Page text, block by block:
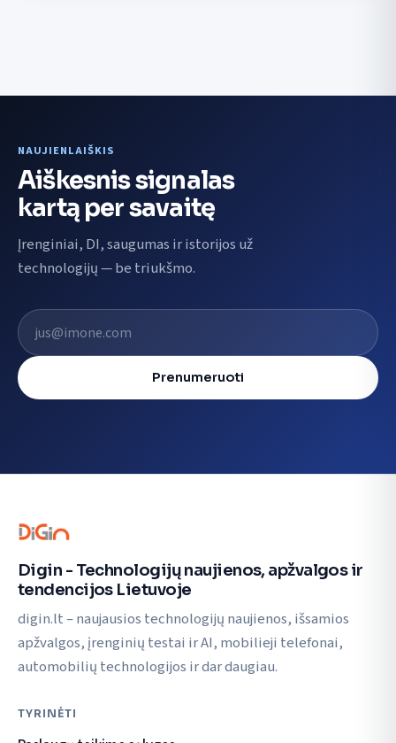
NAUJIENLAIŠKIS
Aiškesnis signalas
kartą per savaitę
Įrenginiai, DI, saugumas ir istorijos už
technologijų — be triukšmo.
El. pašto adresas
Prenumeruoti
Digin - Technologijų naujienos, apžvalgos ir
tendencijos Lietuvoje
digin.lt – naujausios technologijų naujienos, išsamios
apžvalgos, įrenginių testai ir AI, mobilieji telefonai,
automobilių technologijos ir dar daugiau.
TYRINĖTI